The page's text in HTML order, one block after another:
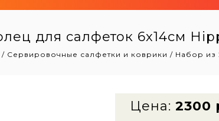
для cалфеток 6х14см
/ Сервировочные салфетки и коврики / Набор из
Цена: 2300